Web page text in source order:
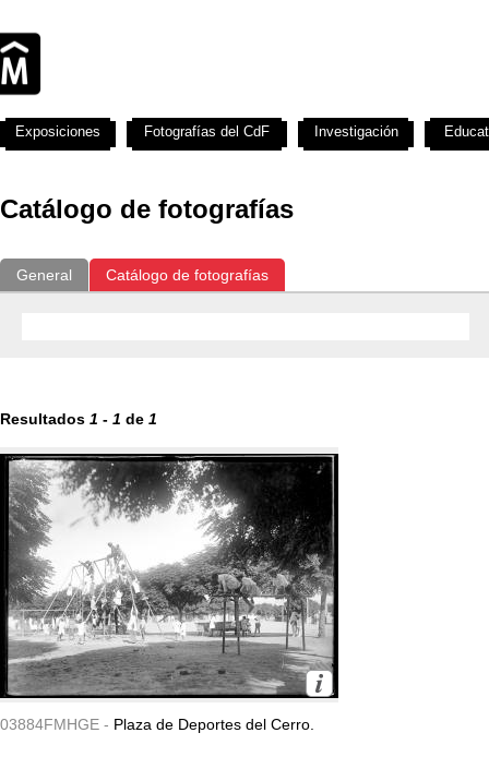
Catálogo de fotografías
General Catálogo de fotografías
Resultados 1 - 1 de 1
03884FMHGE - Plaza de Deportes del Cerro.
Exposiciones Fotografías del CdF Investigación